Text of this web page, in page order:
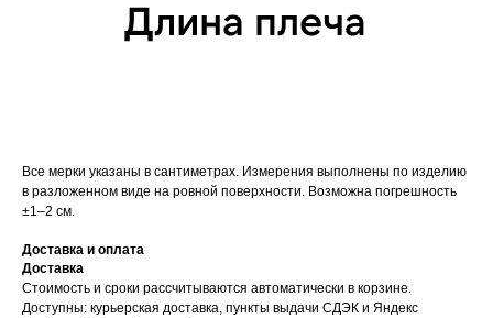
Все мерки указаны в сантиметрах. Измерения выполнены по изделию
в разложенном виде на ровной поверхности. Возможна погрешность
±1–2 см.
Доставка и оплата
Доставка
Стоимость и сроки рассчитываются автоматически в корзине.
Доступны: курьерская доставка, пункты выдачи СДЭК и Яндекс